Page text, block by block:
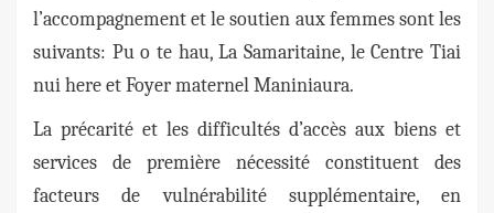
l’accompagnement et le soutien aux femmes sont les
suivants: Pu o te hau, La Samaritaine, le Centre Tiai
nui here et Foyer maternel Maniniaura.
La précarité et les difficultés d’accès aux biens et
services de première nécessité constituent des
facteurs de vulnérabilité supplémentaire, en